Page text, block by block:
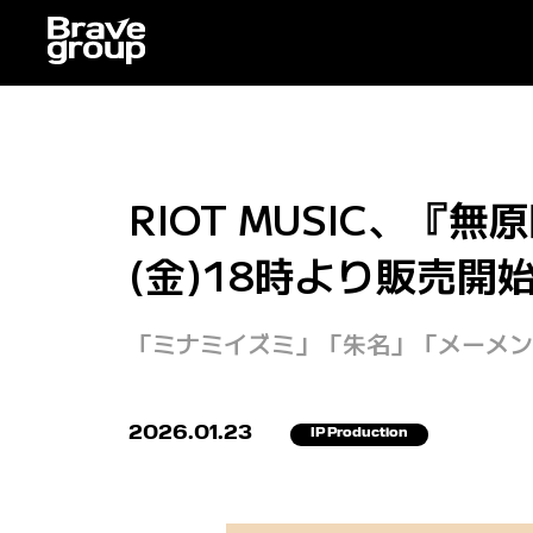
RIOT MUSIC、『無
(金)18時より販売開
「ミナミイズミ」「朱名」「メー
2026.01.23 IP Production